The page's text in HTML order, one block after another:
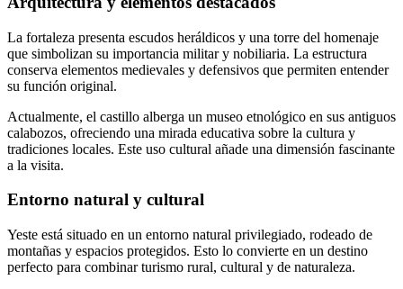
La fortaleza presenta escudos heráldicos y una torre del homenaje
que simbolizan su importancia militar y nobiliaria. La estructura
conserva elementos medievales y defensivos que permiten entender
su función original.
Actualmente, el castillo alberga un museo etnológico en sus antiguos
calabozos, ofreciendo una mirada educativa sobre la cultura y
tradiciones locales. Este uso cultural añade una dimensión fascinante
a la visita.
Entorno natural y cultural
Yeste está situado en un entorno natural privilegiado, rodeado de
montañas y espacios protegidos. Esto lo convierte en un destino
perfecto para combinar turismo rural, cultural y de naturaleza.